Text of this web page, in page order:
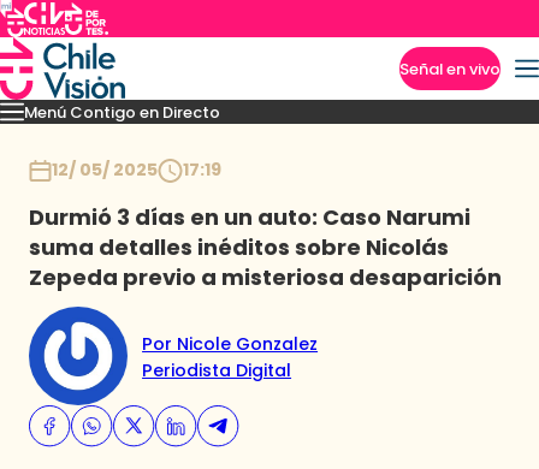
Señal en vivo
Menú Contigo en Directo
Momentos Novedades
12/ 05/ 2025 17:19
Durmió 3 días en un auto: Caso Narumi
suma detalles inéditos sobre Nicolás
Zepeda previo a misteriosa desaparición
Por Nicole Gonzalez
Periodista Digital
Imperdibles